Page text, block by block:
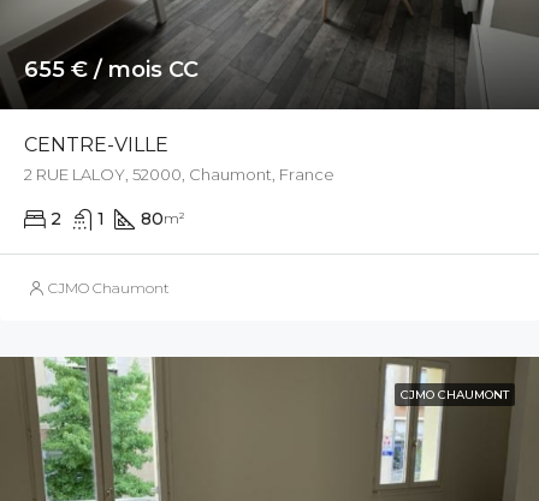
655 € / mois CC
CENTRE-VILLE
2 RUE LALOY, 52000, Chaumont, France
2 1 80m²
CJMO Chaumont
CJMO CHAUMONT